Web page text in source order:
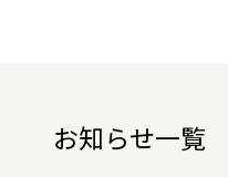
お知らせ一覧